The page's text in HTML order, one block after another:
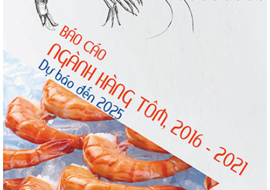
Trung Quốc tăng mạnh nhập khẩu mực,
trong khi nguồn cung...
Còn chưa đầy 3 tuần đến Vietfish 2026:
Sẵn sàng cho chuỗi...